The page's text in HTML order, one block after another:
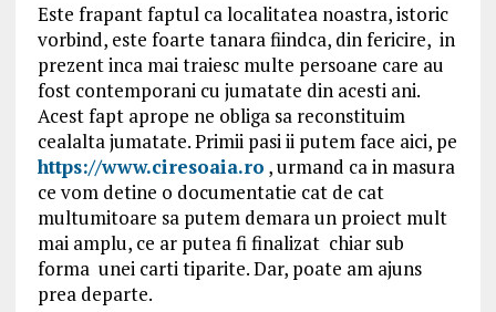
Este frapant faptul ca localitatea noastra, istoric
vorbind, este foarte tanara fiindca, din fericire, in
prezent inca mai traiesc multe persoane care au
fost contemporani cu jumatate din acesti ani.
Acest fapt aprope ne obliga sa reconstituim
cealalta jumatate. Primii pasi ii putem face aici, pe
https://www.ciresoaia.ro , urmand ca in masura
ce vom detine o documentatie cat de cat
multumitoare sa putem demara un proiect mult
mai amplu, ce ar putea fi finalizat chiar sub
forma unei carti tiparite. Dar, poate am ajuns
prea departe.